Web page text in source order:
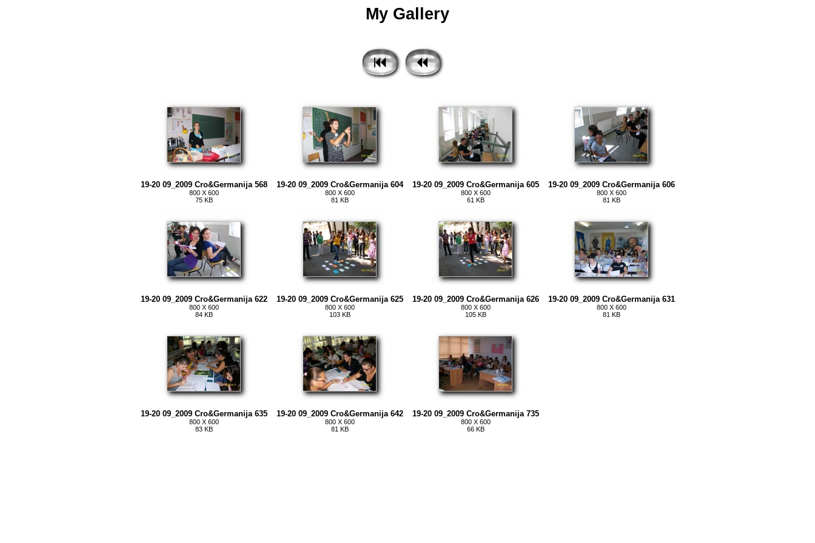
My Gallery
19-20 09_2009 Cro&Germanija 568
800 X 600
75 KB
19-20 09_2009 Cro&Germanija 604
800 X 600
81 KB
19-20 09_2009 Cro&Germanija 605
800 X 600
61 KB
19-20 09_2009 Cro&Germanija 606
800 X 600
81 KB
19-20 09_2009 Cro&Germanija 622
800 X 600
84 KB
19-20 09_2009 Cro&Germanija 625
800 X 600
103 KB
19-20 09_2009 Cro&Germanija 626
800 X 600
105 KB
19-20 09_2009 Cro&Germanija 631
800 X 600
81 KB
19-20 09_2009 Cro&Germanija 635
800 X 600
83 KB
19-20 09_2009 Cro&Germanija 642
800 X 600
81 KB
19-20 09_2009 Cro&Germanija 735
800 X 600
66 KB